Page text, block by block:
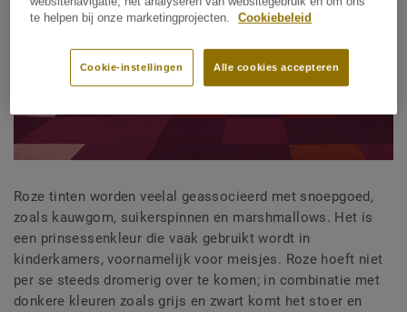
Roze tinten worden veelal geassocieerd met snoepgoed,
zoals kauwgom, suikerspinnen en marshmallows. Het is
een prinsessenkleur die vaak gebruikt wordt in
kinderkamers, voornamelijk voor meisjes. Roze hoeft niet
per se steeds dromerig over te komen; in combinatie met
donkere kleuren zoals grijs en zwart komt het stoer en
te helpen bij onze marketingprojecten.
Cookiebeleid
Alle cookies accepteren
Cookie-instellingen